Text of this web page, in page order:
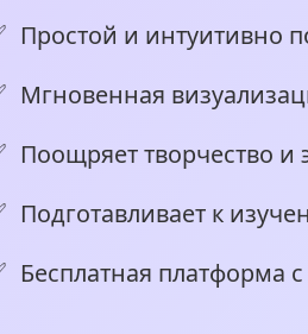
Простой и интуитивно
Мгновенная
Поощряет творчество
Подготавливает к
Бесплатная платформа